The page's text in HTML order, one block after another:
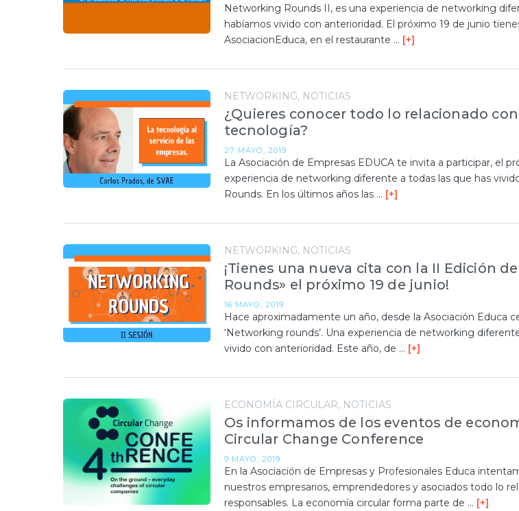
Networking Rounds II, es una experiencia de networking
habíamos vivido con anterioridad. El próximo 19 de junio
AsociacionEduca, en el restaurante … [+]
NETWORKING NOTICIAS
¿Quieres conocer todo lo relacionado
tecnología?
27 MAYO, 2019
La Asociación de Empresas EDUCA te invita a participar, el
experiencia de networking diferente a todas las que has
Rounds. En los últimos años las … [+]
NETWORKING NOTICIAS
¡Tienes una nueva cita con la II Edición
Rounds» el próximo 19 de junio!
16 MAYO, 2019
Hace aproximadamente un año, desde la Asociación Educa
‘Networking rounds’. Una experiencia de networking
vivido con anterioridad. Este año, de … [+]
ECONOMÍA CIRCULAR NOTICIAS
Os informamos de los eventos de
Circular Change Conference
9 MAYO, 2019
En la Asociación de Empresas y Profesionales Educa
nuestros empresarios, emprendedores y asociados todo lo
responsables. La economía circular forma parte de … [+]